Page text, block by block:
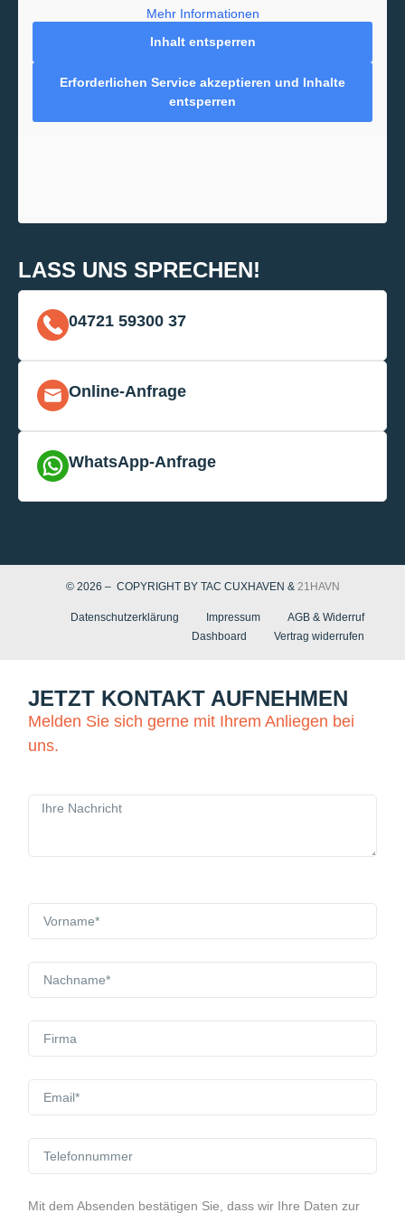
Mehr Informationen
Inhalt entsperren
Erforderlichen Service akzeptieren und Inhalte
entsperren
LASS UNS SPRECHEN!
04721 59300 37
Online-Anfrage
WhatsApp-Anfrage
© 2026 – COPYRIGHT BY TAC CUXHAVEN & 21HAVN
Datenschutzerklärung Impressum
AGB & Widerruf
Dashboard
Vertrag widerrufen
JETZT KONTAKT AUFNEHMEN
Melden Sie sich gerne mit Ihrem Anliegen bei
uns.
Mit dem Absenden bestätigen Sie, dass wir Ihre Daten zur